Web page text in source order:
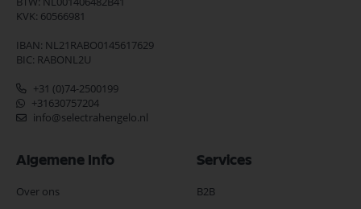
KVK: 60566981
IBAN: NL21RABO0145617629
BIC: RABONL2U
+31 (0)74-2500199
+31630757204
info@selectrahengelo.nl
Algemene Info
Over ons
Services
B2B